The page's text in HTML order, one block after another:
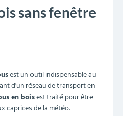
sans fenêtre
est un outil indispensable au
d'un réseau de transport en
en boisest traité pour être
caprices de la météo.